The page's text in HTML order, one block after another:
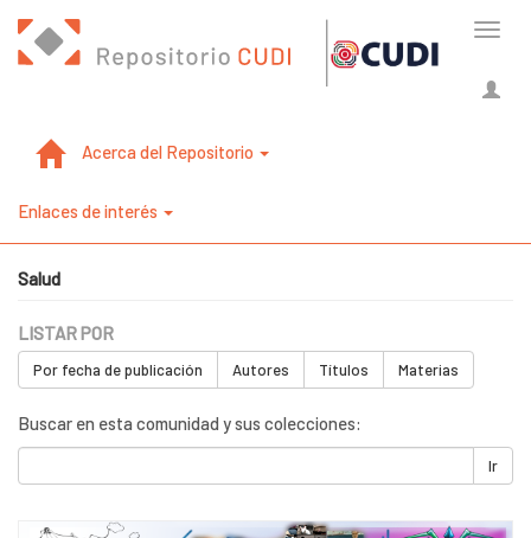
Acerca del Repositorio
Enlaces de interés
Salud
LISTAR POR
Por fecha de publicación Autores Títulos Materias
Buscar en esta comunidad y sus colecciones:
Ir